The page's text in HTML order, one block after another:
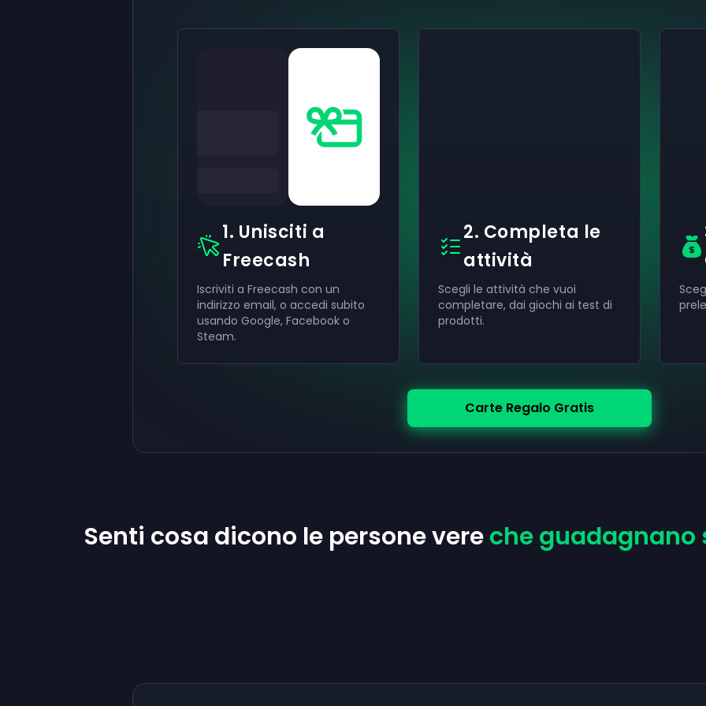
1. Unisciti a
Freecash
Iscriviti a Freecash con un
indirizzo email, o accedi subito
usando Google, Facebook o
Steam.
2. Completa le
attività
Scegli le attività che vuoi
completare, dai giochi ai test di
prodotti.
Carte Regalo Gratis
Senti cosa dicono le persone vereche guadagnano